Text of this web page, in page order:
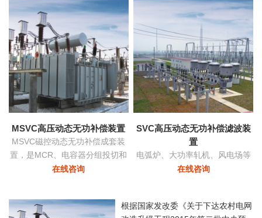
MSVC高压动态无功补偿装置
MSVC磁控动态无功补偿成套装
置，是MCR、电容器分组投切和
变压器有载调压功能为一体的无
在线咨询
SVC高压动态无功补偿滤波装
置
电弧炉、大功率轧机、风电场等
负荷由于其非线性及冲击性导致
快速响应及动态补偿的功能。
在线咨询
根据国家发改委《关于下达农村电网